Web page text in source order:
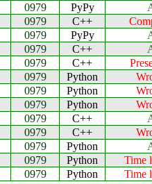
0979 PyPy
0979 C++
0979 PyPy
0979 C++
0979 C++
0979 Python
0979 Python
0979 Python
0979 C++
0979 C++
0979 Python
0979 Python Time
0979 Python Time